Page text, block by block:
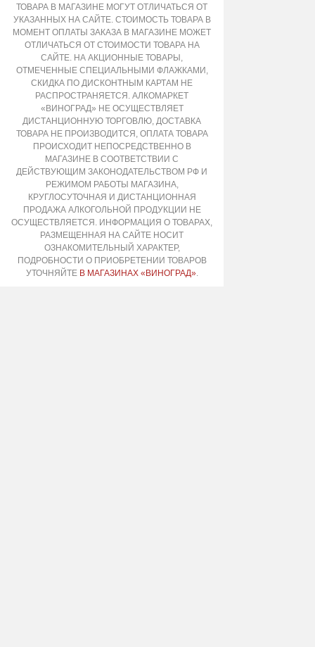
ТОВАРА В МАГАЗИНЕ МОГУТ ОТЛИЧАТЬСЯ ОТ
УКАЗАННЫХ НА САЙТЕ. СТОИМОСТЬ ТОВАРА В
МОМЕНТ ОПЛАТЫ ЗАКАЗА В МАГАЗИНЕ МОЖЕТ
ОТЛИЧАТЬСЯ ОТ СТОИМОСТИ ТОВАРА НА
САЙТЕ. НА АКЦИОННЫЕ ТОВАРЫ,
ОТМЕЧЕННЫЕ СПЕЦИАЛЬНЫМИ ФЛАЖКАМИ,
СКИДКА ПО ДИСКОНТНЫМ КАРТАМ НЕ
РАСПРОСТРАНЯЕТСЯ. АЛКОМАРКЕТ
«ВИНОГРАД» НЕ ОСУЩЕСТВЛЯЕТ
ДИСТАНЦИОННУЮ ТОРГОВЛЮ, ДОСТАВКА
ТОВАРА НЕ ПРОИЗВОДИТСЯ, ОПЛАТА ТОВАРА
ПРОИСХОДИТ НЕПОСРЕДСТВЕННО В
МАГАЗИНЕ В СООТВЕТСТВИИ С
ДЕЙСТВУЮЩИМ ЗАКОНОДАТЕЛЬСТВОМ РФ И
РЕЖИМОМ РАБОТЫ МАГАЗИНА,
КРУГЛОСУТОЧНАЯ И ДИСТАНЦИОННАЯ
ПРОДАЖА АЛКОГОЛЬНОЙ ПРОДУКЦИИ НЕ
ОСУЩЕСТВЛЯЕТСЯ. ИНФОРМАЦИЯ О ТОВАРАХ,
РАЗМЕЩЕННАЯ НА САЙТЕ НОСИТ
ОЗНАКОМИТЕЛЬНЫЙ ХАРАКТЕР,
ПОДРОБНОСТИ О ПРИОБРЕТЕНИИ ТОВАРОВ
УТОЧНЯЙТЕ В МАГАЗИНАХ «ВИНОГРАД».